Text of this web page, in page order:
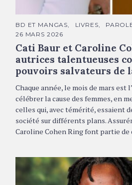
De gauche à droite : Cati Baur -
C
T
É
G
O
R
I
E
BD ET MANGAS LIVRES
26 MARS 2026
Cati Baur et Caroline
autrices talentueuses
pouvoirs salvateurs de
Chaque année, le mois de mars est
célébrer la cause des femmes, en
celles qui, avec témérité, essaient
société sur différents plans.
Caroline Cohen Ring font partie de